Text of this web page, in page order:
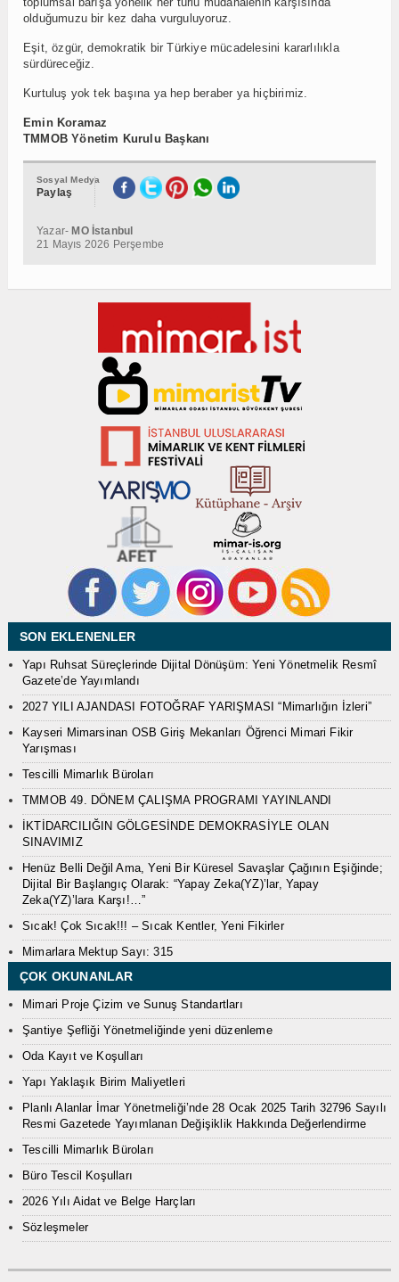
olduğumuzu bir kez daha vurguluyoruz.
Eşit, özgür, demokratik bir Türkiye mücadelesini kararlılıkla
sürdüreceğiz.
Kurtuluş yok tek başına ya hep beraber ya hiçbirimiz.
Emin Koramaz
TMMOB Yönetim Kurulu Başkanı
Sosyal Medya
Paylaş
Yazar-MO İstanbul
21 Mayıs 2026 Perşembe
SON EKLENENLER
Yapı Ruhsat Süreçlerinde Dijital Dönüşüm: Yeni Yönetmelik Resmî
Gazete’de Yayımlandı
2027 YILI AJANDASI FOTOĞRAF YARIŞMASI “Mimarlığın İzleri”
Kayseri Mimarsinan OSB Giriş Mekanları Öğrenci Mimari Fikir
Yarışması
Tescilli Mimarlık Büroları
TMMOB 49. DÖNEM ÇALIŞMA PROGRAMI YAYINLANDI
İKTİDARCILIĞIN GÖLGESİNDE DEMOKRASİYLE OLAN
SINAVIMIZ
Henüz Belli Değil Ama, Yeni Bir Küresel Savaşlar Çağının Eşiğinde;
Dijital Bir Başlangıç Olarak: “Yapay Zeka(YZ)’lar, Yapay
Zeka(YZ)’lara Karşı!…”
Sıcak! Çok Sıcak!!! – Sıcak Kentler, Yeni Fikirler
Mimarlara Mektup Sayı: 315
ÇOK OKUNANLAR
Mimari Proje Çizim ve Sunuş Standartları
Şantiye Şefliği Yönetmeliğinde yeni düzenleme
Oda Kayıt ve Koşulları
Yapı Yaklaşık Birim Maliyetleri
Planlı Alanlar İmar Yönetmeliği’nde 28 Ocak 2025 Tarih 32796 Sayılı
Resmi Gazetede Yayımlanan Değişiklik Hakkında Değerlendirme
Tescilli Mimarlık Büroları
Büro Tescil Koşulları
2026 Yılı Aidat ve Belge Harçları
Sözleşmeler